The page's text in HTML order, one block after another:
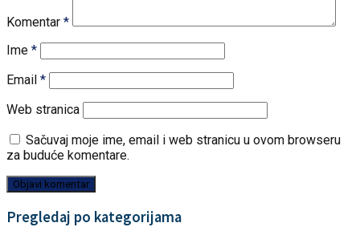
Komentar *
Ime *
Email *
Web stranica
Sačuvaj moje ime, email i web stranicu u ovom browseru
za buduće komentare.
Pregledaj po kategorijama